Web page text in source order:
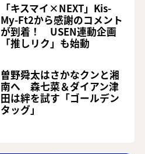
「キスマイ×NEXT」Kis-
My-Ft2から感謝のコメント
が到着！ USEN連動企画
「推しリク」も始動
曽野舜太はさかなクンと湘
南へ 森七菜＆ダイアン津
田は絆を試す「ゴールデン
タッグ」